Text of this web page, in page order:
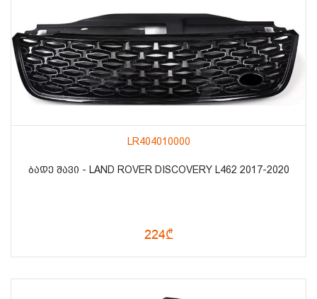
LR404010000
ᲑᲐᲓᲔ ᲨᲐᲕᲘ - LAND ROVER DISCOVERY L462 2017-2020
224₾